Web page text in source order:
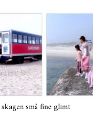
skagensmå fine glimt